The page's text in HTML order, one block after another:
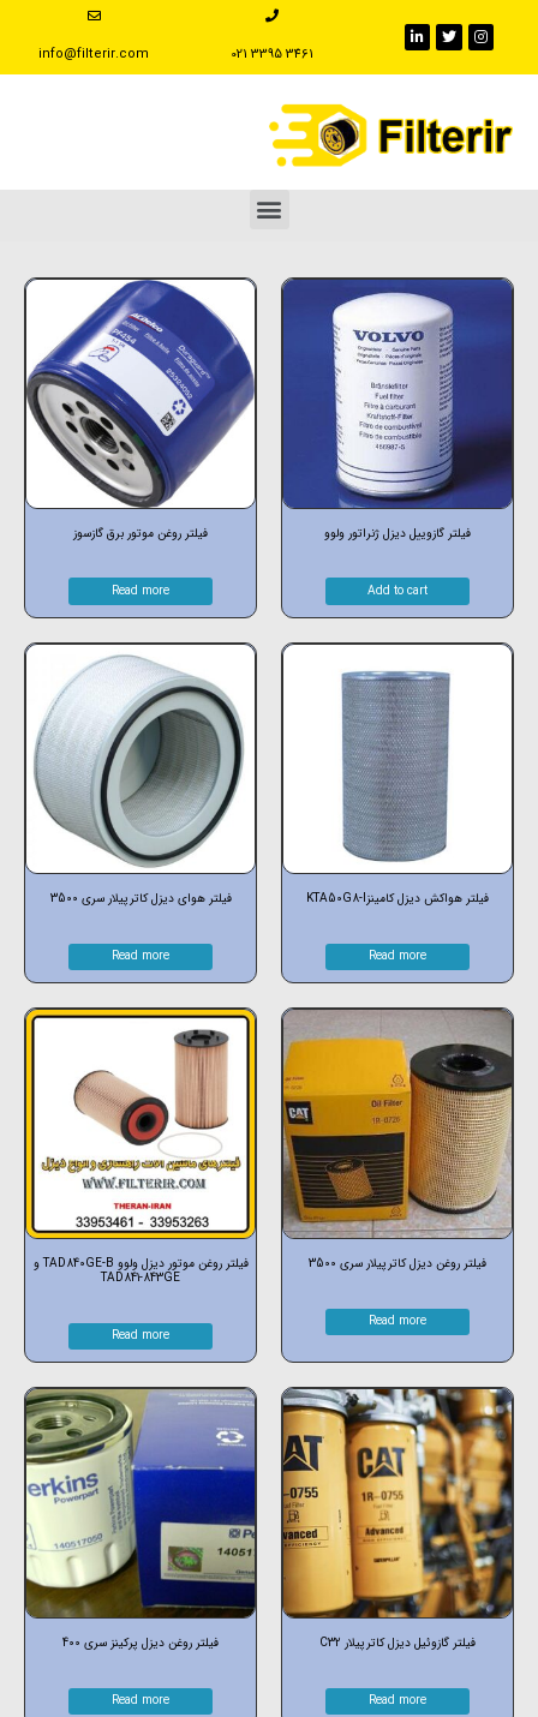
‪021 3395 3461
info@filterir.com
فیلتر گازوییل دیزل ژنراتور ولوو
Add to cart
فیلتر روغن موتور برق گازسوز
Read more
فیلتر هواکش دیزل کامینزKTA50G8-I
Read more
فیلتر هوای دیزل کاترپیلار سری 3500
Read more
فیلتر روغن دیزل کاترپیلار سری 3500
Read more
فیلتر روغن موتور دیزل ولوو TAD840GE-B و
TAD841-843GE
Read more
فیلتر گازوئیل دیزل کاترپیلار C32
Read more
فیلتر روغن دیزل پرکینز سری 400
Read more